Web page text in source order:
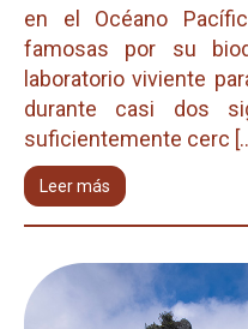
en el Océano
famosas por su
laboratorio viviente
durante casi dos
suficientemente cerc
Leer más